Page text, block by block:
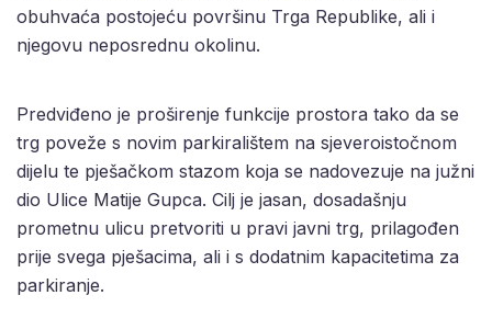
obuhvaća postojeću površinu Trga Republike, ali i
njegovu neposrednu okolinu.
Predviđeno je proširenje funkcije prostora tako da se
trg poveže s novim parkiralištem na sjeveroistočnom
dijelu te pješačkom stazom koja se nadovezuje na južni
dio Ulice Matije Gupca. Cilj je jasan, dosadašnju
prometnu ulicu pretvoriti u pravi javni trg, prilagođen
prije svega pješacima, ali i s dodatnim kapacitetima za
parkiranje.